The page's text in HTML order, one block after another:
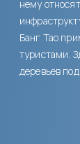
нему
Банг Тао
туристами.
деревьев